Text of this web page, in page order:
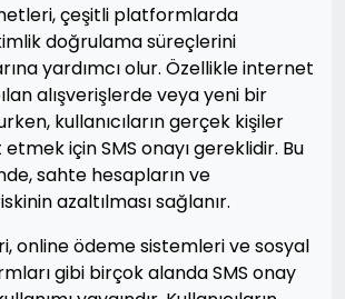
çeşitli platformlarda
doğrulama süreçlerini
yardımcı olur. Özellikle internet
alışverişlerde veya yeni bir
kullanıcıların gerçek kişiler
için SMS onayı gereklidir. Bu
sahte hesapların ve
azaltılması sağlanır.
online ödeme sistemleri ve sosyal
gibi birçok alanda SMS onay